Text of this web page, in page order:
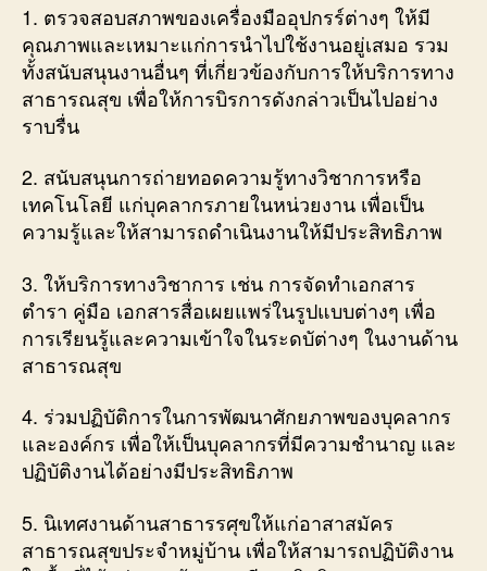
1. ตรวจสอบสภาพของเครื่องมืออุปกรร์ต่างๆ ให้มี
คุณภาพและเหมาะแก่การนำไปใช้งานอยู่เสมอ รวม
ทั้งสนับสนุนงานอื่นๆ ที่เกี่ยวข้องกับการให้บริการทาง
สาธารณสุข เพื่อให้การบิรการดังกล่าวเป็นไปอย่าง
ราบรื่น
2. สนับสนุนการถ่ายทอดความรู้ทางวิชาการหรือ
เทคโนโลยี แก่บุคลากรภายในหน่วยงาน เพื่อเป็น
ความรู้และให้สามารถดำเนินงานให้มีประสิทธิภาพ
3. ให้บริการทางวิชาการ เช่น การจัดทำเอกสาร
ตำรา คู่มือ เอกสารสื่อเผยแพร่ในรูปแบบต่างๆ เพื่อ
การเรียนรู้และความเข้าใจในระดบัต่างๆ ในงานด้าน
สาธารณสุข
4. ร่วมปฏิบัติการในการพัฒนาศักยภาพของบุคลากร
และองค์กร เพื่อให้เป็นบุคลากรที่มีความชำนาญ และ
ปฏิบัติงานได้อย่างมีประสิทธิภาพ
5. นิเทศงานด้านสาธารรศุขให้แก่อาสาสมัคร
สาธารณสุขประจำหมู่บ้าน เพื่อให้สามารถปฏิบัติงาน